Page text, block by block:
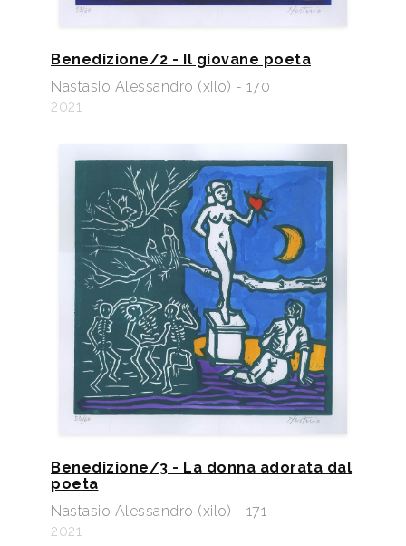
Benedizione/2 - Il giovane poeta
Nastasio Alessandro (xilo) - 170
2021
Benedizione/3 - La donna adorata dal
poeta
Nastasio Alessandro (xilo) - 171
2021